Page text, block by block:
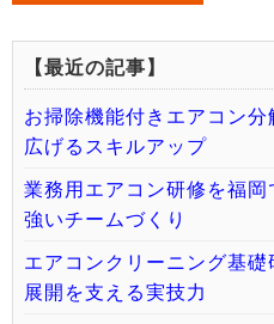
【最近の記事】
お掃除機能付きエアコン
広げるスキルアップ
業務用エアコン研修を福
強いチームづくり
エアコンクリーニング基
展開を支える実技力